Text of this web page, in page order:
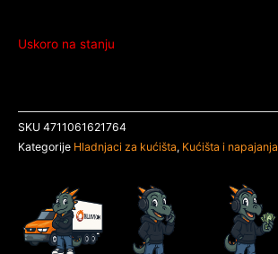
Uskoro na stanju
SKU 4711061621764
Kategorije Hladnjaci za kućišta, Kućišta i napajanja